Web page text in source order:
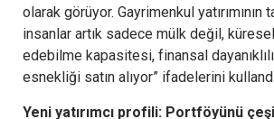
olarak görüyor. Gayrimenkul yatırımının
insanlar artık sadece mülk değil,
edebilme kapasitesi, finansal
esnekliği satın alıyor” ifadelerini
Yeni yatırımcı profili: Portföyünü